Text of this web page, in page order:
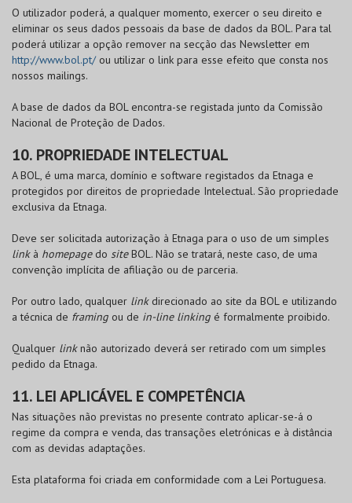
O utilizador poderá, a qualquer momento, exercer o seu direito e
eliminar os seus dados pessoais da base de dados da BOL. Para tal
poderá utilizar a opção remover na secção das Newsletter em
http://www.bol.pt/ou utilizar o link para esse efeito que consta nos
nossos mailings.
A base de dados da BOLencontra-se registada junto da Comissão
Nacional de Proteção de Dados.
10. PROPRIEDADE INTELECTUAL
ABOL, é uma marca, domínio e software registados da Etnaga e
protegidos por direitos de propriedade Intelectual. São propriedade
exclusiva da Etnaga.
Deve ser solicitada autorização à Etnaga para o uso de um simples
linkà homepagedo site BOL. Não se tratará, neste caso, de uma
convenção implícita de afiliação ou de parceria.
Por outro lado, qualquer linkdirecionado ao site da BOLe utilizando
a técnica de framing ou de in-line linking é formalmente proibido.
Qualquer linknão autorizado deverá ser retirado com um simples
pedido da Etnaga.
11. LEI APLICÁVEL E COMPETÊNCIA
Nas situações não previstas no presente contrato aplicar-se-á o
regime da compra e venda, das transações eletrónicas e à distância
com as devidas adaptações.
Esta plataforma foi criada em conformidade com a Lei Portuguesa.